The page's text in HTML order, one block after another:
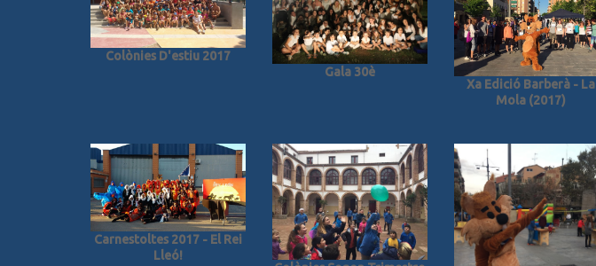
Colònies D'estiu 2017
Gala 30è
Xa Edició Barberà - La
Mola (2017)
Carnestoltes 2017 - El Rei
Lleó!